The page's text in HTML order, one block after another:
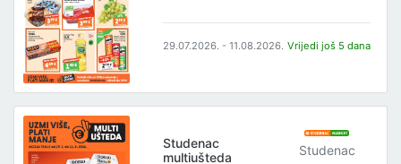
29.07.2026. - 11.08.2026. Vrijedi još 5 dana
Studenac
multiušteda
Studenac